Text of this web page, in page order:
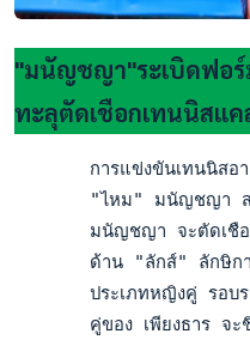
"มนัญชญา"ระเบิดฟอร์
ทะลุตัดเชือกเทนนิสแ
การแข่งขันเทนนิสอ
"ไหม" มนัญชญา ส
มนัญชญา จะตัดเชือ
ด้าน "ลักส์" ลักษิก
ประเภทหญิงคู่ รอบ
คู่ของ เพียงธาร จ